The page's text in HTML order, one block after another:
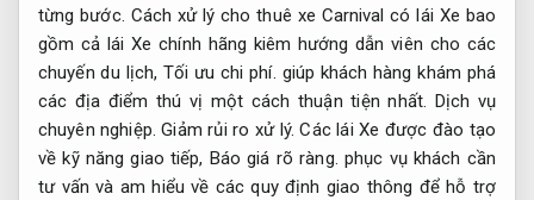
từng bước. Cách xử lý cho thuê xe Carnival có lái Xe bao
gồm cả lái Xe chính hãng kiêm hướng dẫn viên cho các
chuyến du lịch, Tối ưu chi phí. giúp khách hàng khám phá
các địa điểm thú vị một cách thuận tiện nhất. Dịch vụ
chuyên nghiệp. Giảm rủi ro xử lý. Các lái Xe được đào tạo
về kỹ năng giao tiếp, Báo giá rõ ràng. phục vụ khách cần
tư vấn và am hiểu về các quy định giao thông để hỗ trợ